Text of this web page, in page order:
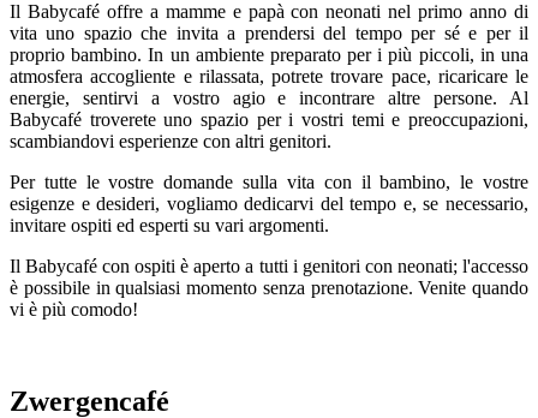
Il Babycafé offre a mamme e papà con neonati nel primo anno di
vita uno spazio che invita a prendersi del tempo per sé e per il
proprio bambino. In un ambiente preparato per i più piccoli, in una
atmosfera accogliente e rilassata, potrete trovare pace, ricaricare le
energie, sentirvi a vostro agio e incontrare altre persone. Al
Babycafé troverete uno spazio per i vostri temi e preoccupazioni,
scambiandovi esperienze con altri genitori.
Per tutte le vostre domande sulla vita con il bambino, le vostre
esigenze e desideri, vogliamo dedicarvi del tempo e, se necessario,
invitare ospiti ed esperti su vari argomenti.
Il Babycafé con ospiti è aperto a tutti i genitori con neonati; l'accesso
è possibile in qualsiasi momento senza prenotazione. Venite quando
vi è più comodo!
Zwergencafé